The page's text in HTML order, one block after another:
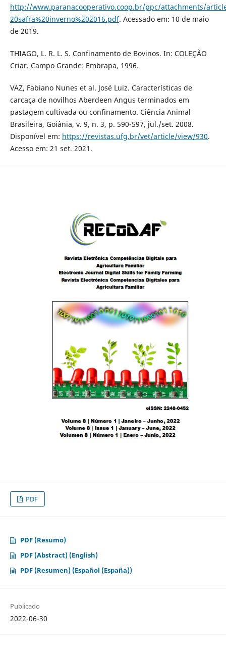
http://www.paranacooperativo.coop.br/ppc/attachments/
20safra%20inverno%202016.pdf. Acessado em: 10 de maio
de 2019.
THIAGO, L. R. L. S. Confinamento de Bovinos. In: COLEÇÃO
Criar. Campo Grande: Embrapa, 1996.
VAZ, Fabiano Nunes et al. José Luiz. Características de
carcaça de novilhos Aberdeen Angus terminados em
pastagem cultivada ou confinamento. Ciência Animal
Brasileira, Goiânia, v. 9, n. 3, p. 590-597, jul./set. 2008.
Disponível em: https://revistas.ufg.br/vet/article/view/930.
Acesso em: 21 set. 2021.
PDF
PDF (Resumo)
PDF (Abstract) (English)
PDF (Resumen) (Español (España))
Publicado
2022-06-30